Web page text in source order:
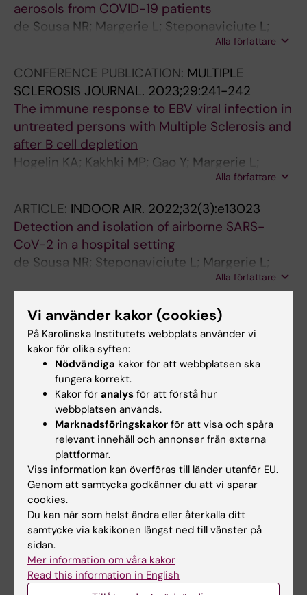
aerosols from COVID-19 patients
de Sousa NR; Margerie L; Steponaviciute L;
Roux J; Kinahan MW; Olsson D; Asgeirsson H;
Alla författare
CONFERENCE PUBLICATION: MULTIPLE
SCLEROSIS JOURNAL. 2023;29:241-242
The immune response to EBV viral infection in
untreated persons with Multiple Sclerosis and
after B cell depletion
Hogelin KA; Kakhki MP; Gao Y; Margerie L;
Ruffin N; Khademi M; Jagodic M; Olsson T;
Alla författare
ARTICLE: INDOOR AIR. 2022;32(3):e13023
Detection and isolation of airborne SARS-
CoV-2 in a hospital setting
de Sousa NR; Steponaviciute L; Margerie L;
Nissen K; Kjellin M; Reinius B; Salaneck E;
Alla författare
Alla övriga publikationer
PREPRINT:RESEARCH SQUARE.2026
Detailed characterization of the immune
response to Epstein-Barr virus in multiple
sclerosis and following B cell depleting
treatment
Högelin KA; Kakhki MP; Gao Y; Cai C; Margerie
L; Khademi M; Buggert M; Nimer FA
Forskningsområden:
Hematologi
Immunologi inom det medicinska området
Forskningsämnen:
Allergi och immunologi
Hematologi
Vi använder kakor (cookies)
På Karolinska Institutets webbplats använder vi
kakor för olika syften:
Nödvändiga kakor för att webbplatsen ska
fungera korrekt.
Kakor för analys för att förstå hur
webbplatsen används.
Marknadsföringskakor för att visa och spåra
relevant innehåll och annonser från externa
plattformar.
Viss information kan överföras till länder utanför EU.
Genom att samtycka godkänner du att vi sparar
cookies.
Du kan när som helst ändra eller återkalla ditt
samtycke via kakikonen längst ned till vänster på
sidan.
Mer information om våra kakor
Read this information in English